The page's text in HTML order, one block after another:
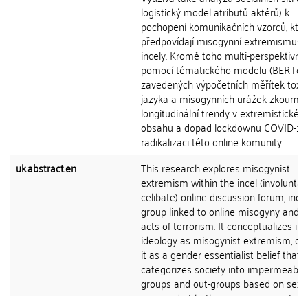
logistický model atributů aktérů) k
pochopení komunikačních vzorců,
předpovídají misogynní extremismus
incely. Kromě toho multi-perspektivně
pomocí tématického modelu
zavedených výpočetních měřítek
jazyka a misogynních urážek zkoumá
longitudinální trendy v extremistickém
obsahu a dopad lockdownu COVID-
radikalizaci této online komunity.
uk.abstract.en
This research explores misogynist
extremism within the incel
celibate) online discussion forum,
group linked to online misogyny and
acts of terrorism. It conceptualizes
ideology as misogynist extremism,
it as a gender essentialist belief that
categorizes society into
groups and out-groups based on sex